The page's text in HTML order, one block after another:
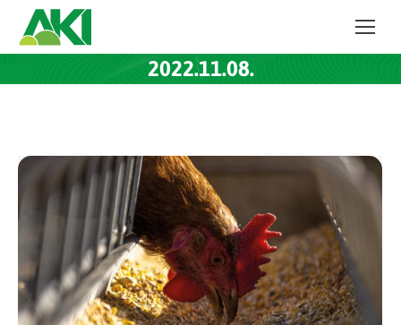
2022.11.08.